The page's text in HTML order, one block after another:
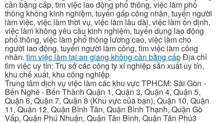
cần bằng cấp, tìm việc lao động phổ thông, việc làm phổ
thông không kinh nghiệm, tuyển gấp công nhân, tuyển người
làm việc, việc làm thời vụ, việc làm lâu dài, việc làm ổn định,
việc làm không yêu cầu kinh nghiệm, tuyển dụng lao động
phổ thông, việc làm phổ thông lương cao, việc làm cho
người lao động, tuyển người làm công, tìm việc làm công
nhân. tìm việc làm tại an giang không cần bằng cấpĐịa chỉ
tìm việc uy tín: Trụ sở các công ty xí nghiệp sản xuất uy tín,
khu chế xuất, khu công nghiệp
Trung tâm dịch vụ việc làm các khu vực TPHCM: Sài Gòn -
Bến Nghé - Bến Thành Quận 1, Quận 3, Quận 4, Quận 5,
Quận 6, Quận 7, Quận 8 (Khu vực của bạn), Quận 10, Quận
11, Quận 12, Quận Bình Tân, Quận Bình Thạnh, Quận Gò
Vấp, Quận Phú Nhuận, Quận Tân Bình, Quận Tân Phú3